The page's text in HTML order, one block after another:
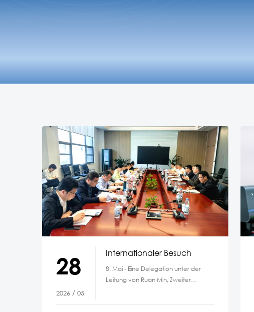
28
2026 / 05
Internationaler Besuch
8. Mai - Eine Delegation unter der
Leitung von Ruan Min, Zweiter